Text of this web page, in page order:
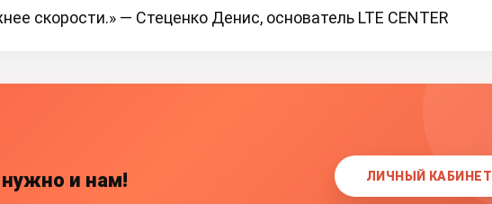
скорости.» — Стеценко Денис, основатель LTE CENTER
и нам! ЛИЧНЫЙ КАБИНЕТ